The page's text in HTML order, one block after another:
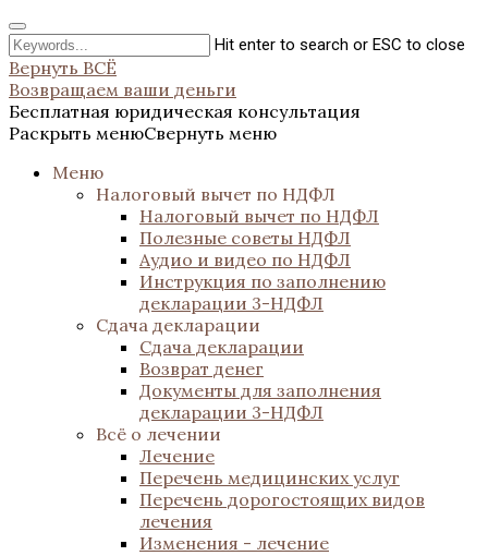
Hit enter to search or ESC to close
Вернуть ВСЁ
Возвращаем ваши деньги
Бесплатная юридическая консультация
Раскрыть менюСвернуть меню
Меню
Налоговый вычет по НДФЛ
Налоговый вычет по НДФЛ
Полезные советы НДФЛ
Аудио и видео по НДФЛ
Инструкция по заполнению
декларации 3-НДФЛ
Сдача декларации
Сдача декларации
Возврат денег
Документы для заполнения
декларации 3-НДФЛ
Всё о лечении
Лечение
Перечень медицинских услуг
Перечень дорогостоящих видов
лечения
Изменения - лечение